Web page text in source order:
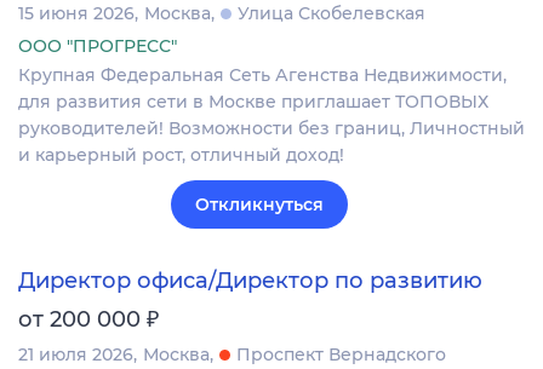
15 июня 2026 Москва
Улица Скобелевская
ООО "ПРОГРЕСС"
Крупная Федеральная Сеть Агенства Недвижимости,
для развития сети в Москве приглашает ТОПОВЫХ
руководителей! Возможности без границ, Личностный
и карьерный рост, отличный доход!
Откликнуться
Директор офиса/Директор по развитию
от 200 000 ₽
21 июля 2026 Москва
Проспект Вернадского